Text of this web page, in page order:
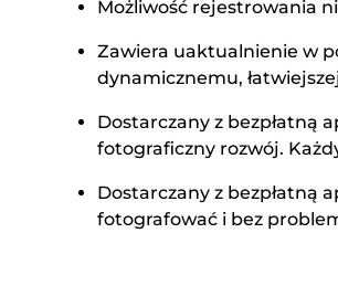
Możliwość rejestrowania
Zawiera uaktualnienie w
dynamicznemu,
Dostarczany z bezpłatną
fotograficzny rozwój.
Dostarczany z bezpłatną
fotografować i bez